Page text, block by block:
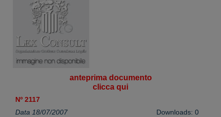
anteprima documento
clicca qui
Nº 2117
Data 18/07/2007
Downloads: 0